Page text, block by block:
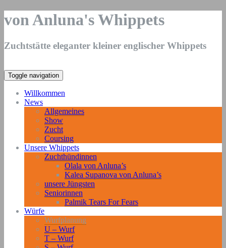
von Anluna's Whippets
Zuchtstätte eleganter kleiner englischer Whippets
Toggle navigation
Willkommen
News
Allgemeines
Show
Zucht
Coursing
Unsere Whippets
Zuchthündinnen
Olala von Anluna’s
Kalea Supanova von Anluna’s
unsere Jüngsten
Seniorinnen
Palmik Tears For Fears
Würfe
Wurfplanung
U – Wurf
T – Wurf